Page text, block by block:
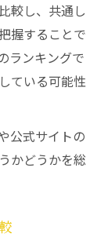
較し、共通し
握することで
ランキングで
ている可能性
公式サイトの
かどうかを総